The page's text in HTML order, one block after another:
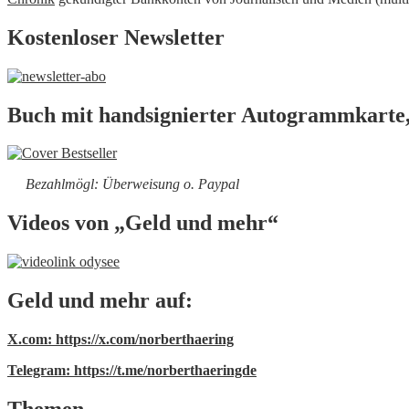
Kostenloser Newsletter
Buch mit handsignierter
Bezahlmögl: Überweisung o. Paypal
Videos von „Geld und mehr“
Geld und mehr auf:
X.com: https://x.com/norberthaering
Telegram: https://t.me/norberthaeringde